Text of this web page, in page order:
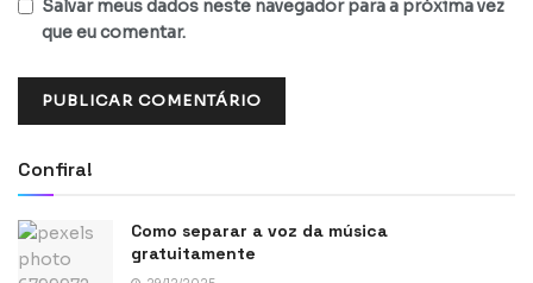
Salvar meus dados neste navegador para a próxima vez
que eu comentar.
Confira!
Como separar a voz da música
gratuitamente